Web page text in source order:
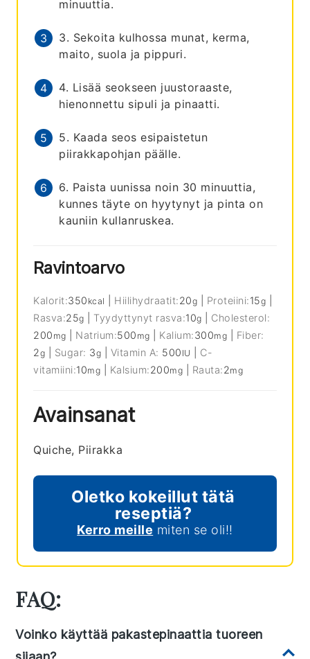
minuuttia.
3. Sekoita kulhossa munat, kerma,
maito, suola ja pippuri.
4. Lisää seokseen juustoraaste,
hienonnettu sipuli ja pinaatti.
5. Kaada seos esipaistetun
piirakkapohjan päälle.
6. Paista uunissa noin 30 minuuttia,
kunnes täyte on hyytynyt ja pinta on
kauniin kullanruskea.
Ravintoarvo
Kalorit:350 kcal Hiilihydraatit:20g Proteiini:15g
Rasva:25g Tyydyttynyt rasva:10g
Cholesterol:
200 mg Natrium:500 mg Kalium:300mg
Fiber:
2g Sugar: 3g Vitamin A: 500 IU
C-
vitamiini:10mg Kalsium:200mg Rauta:2mg
Avainsanat
Quiche, Piirakka
Oletko kokeillut tätä
reseptiä?
Kerro meille miten se oli!!
FAQ:
Voinko käyttää pakastepinaattia tuoreen